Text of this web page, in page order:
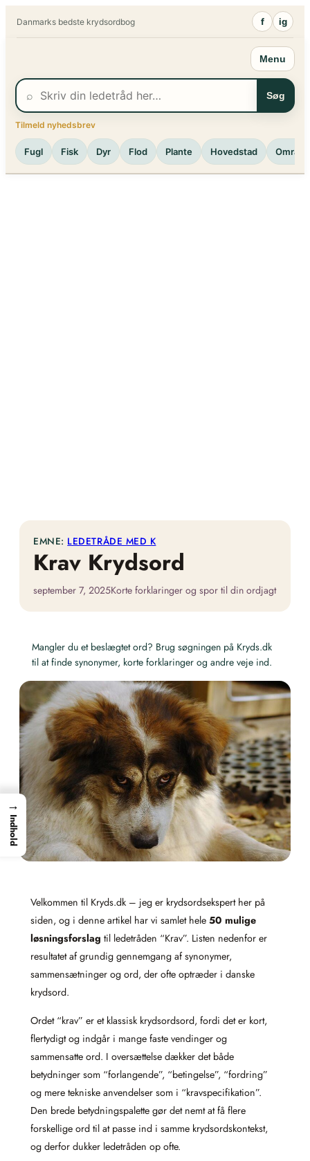
Danmarks bedste krydsordbog f ig
Menu
⌕ Søg
Tilmeld nyhedsbrev
Fugl Fisk Dyr Flod Plante Hovedstad Område
EMNE: LEDETRÅDE MED K
Krav Krydsord
september 7, 2025Korte forklaringer og spor til din ordjagt
Mangler du et beslægtet ord? Brug søgningen på Kryds.dk
til at finde synonymer, korte forklaringer og andre veje ind.
Velkommen til Kryds.dk – jeg er krydsordsekspert her på
siden, og i denne artikel har vi samlet hele 50 mulige
løsningsforslag til ledetråden “Krav”. Listen nedenfor er
resultatet af grundig gennemgang af synonymer,
sammensætninger og ord, der ofte optræder i danske
krydsord.
Ordet “krav” er et klassisk krydsordsord, fordi det er kort,
flertydigt og indgår i mange faste vendinger og
sammensatte ord. I oversættelse dækker det både
betydninger som “forlangende”, “betingelse”, “fordring”
og mere tekniske anvendelser som i “kravspecifikation”.
Den brede betydningspalette gør det nemt at få flere
forskellige ord til at passe ind i samme krydsordskontekst,
og derfor dukker ledetråden op ofte.
→
Indhold